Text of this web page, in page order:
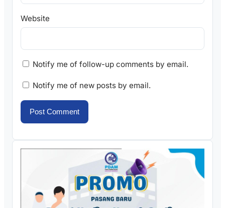
Website
Notify me of follow-up comments by email.
Notify me of new posts by email.